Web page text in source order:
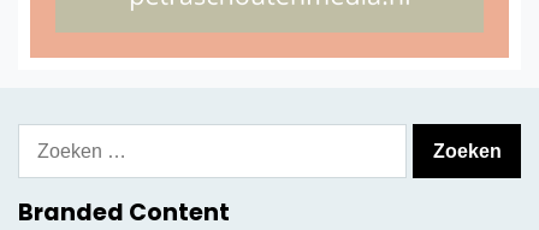
Branded Content